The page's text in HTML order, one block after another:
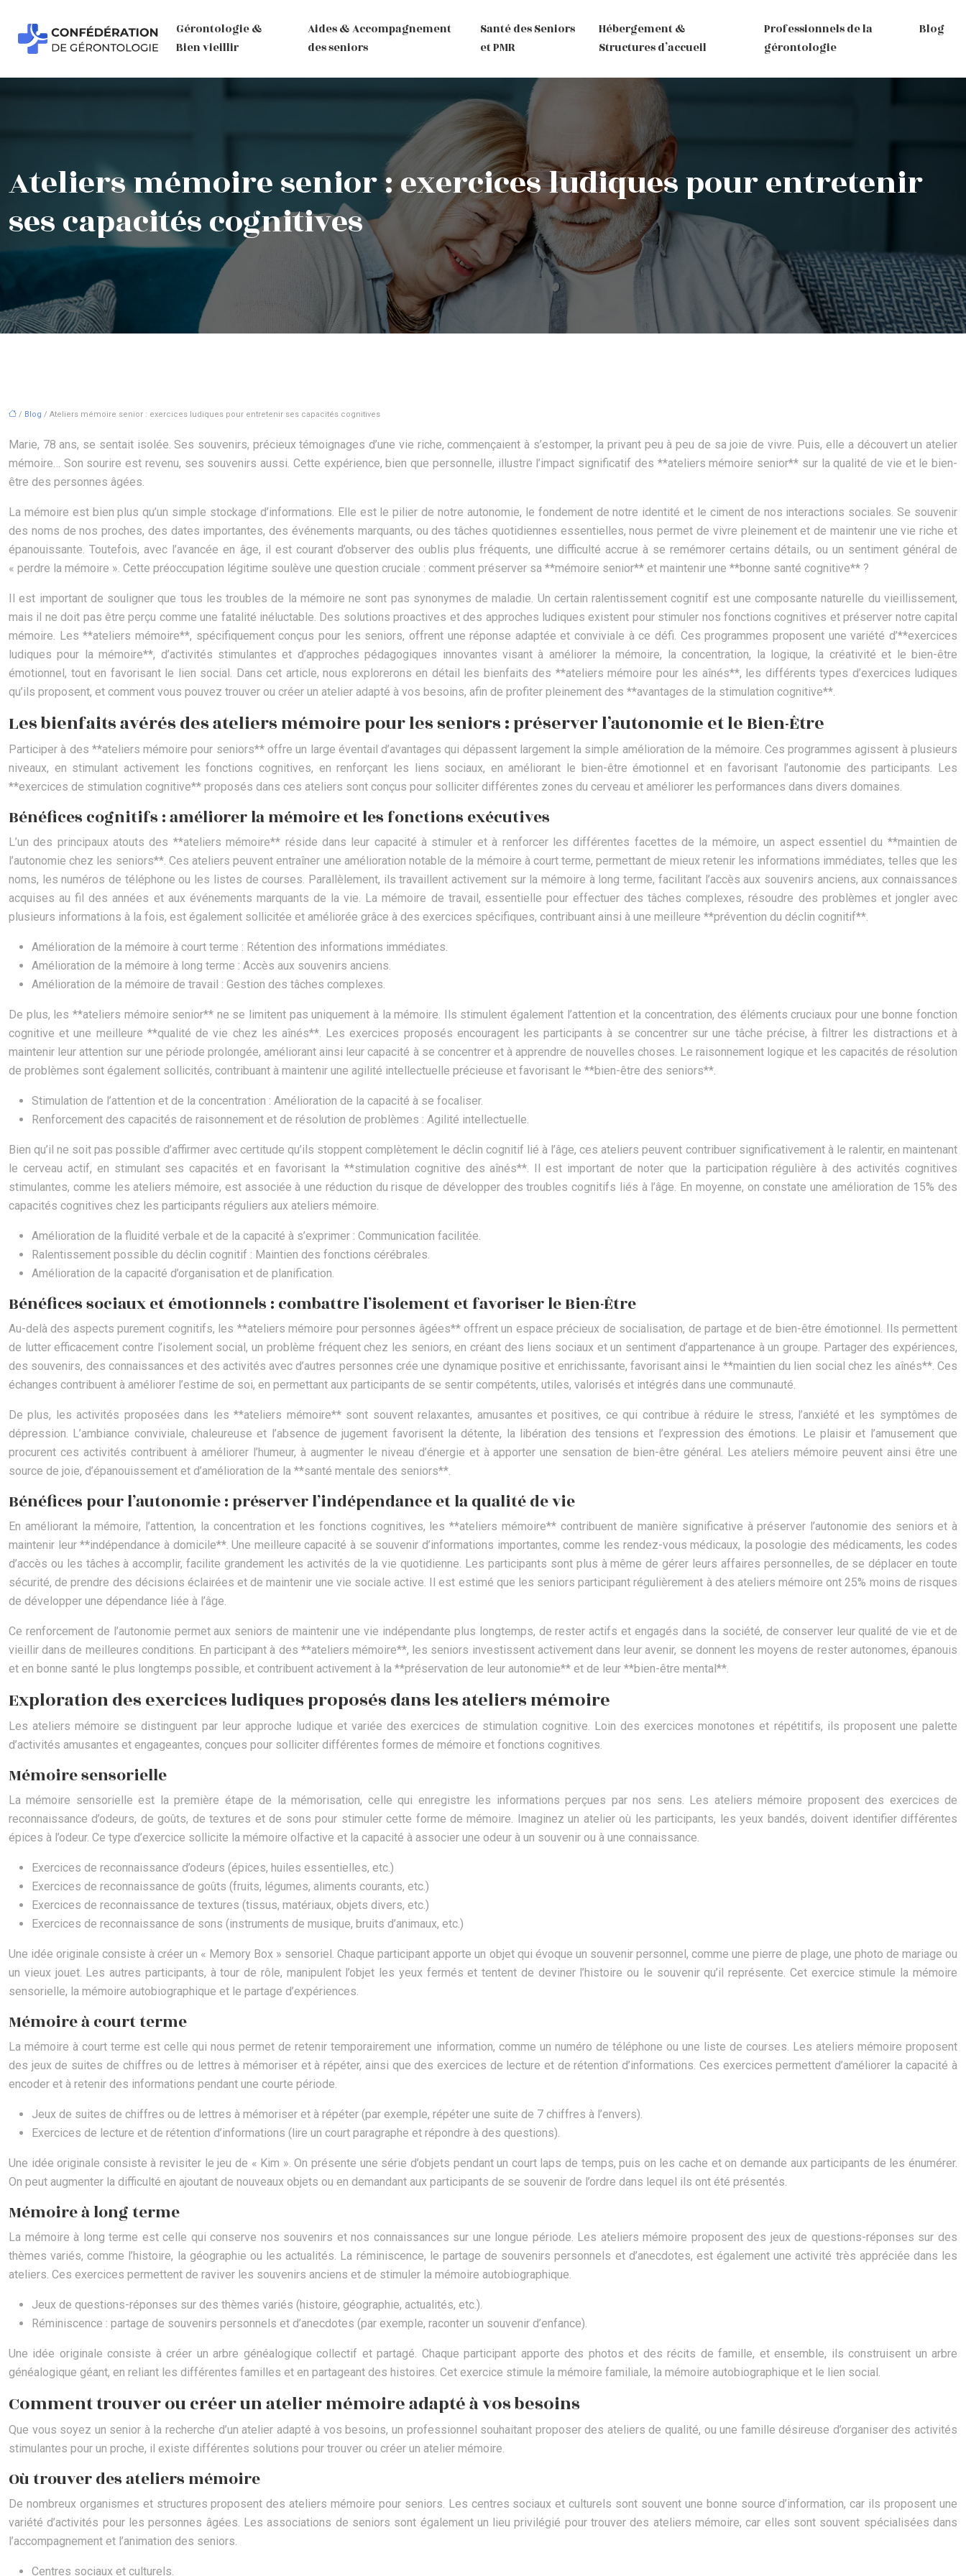
Gérontologie &
Bien vieillir
Aides & Accompagnement
des seniors
Santé des Seniors
et PMR
Hébergement &
Structures d’accueil
Professionnels de la
gérontologie
Blog
Ateliers mémoire senior : exercices ludiques pour entretenir
ses capacités cognitives
/ Blog / Ateliers mémoire senior : exercices ludiques pour entretenir ses capacités cognitives
Marie, 78 ans, se sentait isolée. Ses souvenirs, précieux témoignages d’une vie riche, commençaient à s’estomper, la privant peu à peu de sa joie de vivre. Puis, elle a découvert un atelier
mémoire… Son sourire est revenu, ses souvenirs aussi. Cette expérience, bien que personnelle, illustre l’impact significatif des **ateliers mémoire senior** sur la qualité de vie et le bien-
être des personnes âgées.
La mémoire est bien plus qu’un simple stockage d’informations. Elle est le pilier de notre autonomie, le fondement de notre identité et le ciment de nos interactions sociales. Se souvenir
des noms de nos proches, des dates importantes, des événements marquants, ou des tâches quotidiennes essentielles, nous permet de vivre pleinement et de maintenir une vie riche et
épanouissante. Toutefois, avec l’avancée en âge, il est courant d’observer des oublis plus fréquents, une difficulté accrue à se remémorer certains détails, ou un sentiment général de
« perdre la mémoire ». Cette préoccupation légitime soulève une question cruciale : comment préserver sa **mémoire senior** et maintenir une **bonne santé cognitive** ?
Il est important de souligner que tous les troubles de la mémoire ne sont pas synonymes de maladie. Un certain ralentissement cognitif est une composante naturelle du vieillissement,
mais il ne doit pas être perçu comme une fatalité inéluctable. Des solutions proactives et des approches ludiques existent pour stimuler nos fonctions cognitives et préserver notre capital
mémoire. Les **ateliers mémoire**, spécifiquement conçus pour les seniors, offrent une réponse adaptée et conviviale à ce défi. Ces programmes proposent une variété d’**exercices
ludiques pour la mémoire**, d’activités stimulantes et d’approches pédagogiques innovantes visant à améliorer la mémoire, la concentration, la logique, la créativité et le bien-être
émotionnel, tout en favorisant le lien social. Dans cet article, nous explorerons en détail les bienfaits des **ateliers mémoire pour les aînés**, les différents types d’exercices ludiques
qu’ils proposent, et comment vous pouvez trouver ou créer un atelier adapté à vos besoins, afin de profiter pleinement des **avantages de la stimulation cognitive**.
Les bienfaits avérés des ateliers mémoire pour les seniors : préserver l’autonomie et le Bien-Être
Participer à des **ateliers mémoire pour seniors** offre un large éventail d’avantages qui dépassent largement la simple amélioration de la mémoire. Ces programmes agissent à plusieurs
niveaux, en stimulant activement les fonctions cognitives, en renforçant les liens sociaux, en améliorant le bien-être émotionnel et en favorisant l’autonomie des participants. Les
**exercices de stimulation cognitive** proposés dans ces ateliers sont conçus pour solliciter différentes zones du cerveau et améliorer les performances dans divers domaines.
Bénéfices cognitifs : améliorer la mémoire et les fonctions exécutives
L’un des principaux atouts des **ateliers mémoire** réside dans leur capacité à stimuler et à renforcer les différentes facettes de la mémoire, un aspect essentiel du **maintien de
l’autonomie chez les seniors**. Ces ateliers peuvent entraîner une amélioration notable de la mémoire à court terme, permettant de mieux retenir les informations immédiates, telles que les
noms, les numéros de téléphone ou les listes de courses. Parallèlement, ils travaillent activement sur la mémoire à long terme, facilitant l’accès aux souvenirs anciens, aux connaissances
acquises au fil des années et aux événements marquants de la vie. La mémoire de travail, essentielle pour effectuer des tâches complexes, résoudre des problèmes et jongler avec
plusieurs informations à la fois, est également sollicitée et améliorée grâce à des exercices spécifiques, contribuant ainsi à une meilleure **prévention du déclin cognitif**.
Amélioration de la mémoire à court terme : Rétention des informations immédiates.
Amélioration de la mémoire à long terme : Accès aux souvenirs anciens.
Amélioration de la mémoire de travail : Gestion des tâches complexes.
De plus, les **ateliers mémoire senior** ne se limitent pas uniquement à la mémoire. Ils stimulent également l’attention et la concentration, des éléments cruciaux pour une bonne fonction
cognitive et une meilleure **qualité de vie chez les aînés**. Les exercices proposés encouragent les participants à se concentrer sur une tâche précise, à filtrer les distractions et à
maintenir leur attention sur une période prolongée, améliorant ainsi leur capacité à se concentrer et à apprendre de nouvelles choses. Le raisonnement logique et les capacités de résolution
de problèmes sont également sollicités, contribuant à maintenir une agilité intellectuelle précieuse et favorisant le **bien-être des seniors**.
Stimulation de l’attention et de la concentration : Amélioration de la capacité à se focaliser.
Renforcement des capacités de raisonnement et de résolution de problèmes : Agilité intellectuelle.
Bien qu’il ne soit pas possible d’affirmer avec certitude qu’ils stoppent complètement le déclin cognitif lié à l’âge, ces ateliers peuvent contribuer significativement à le ralentir, en maintenant
le cerveau actif, en stimulant ses capacités et en favorisant la **stimulation cognitive des aînés**. Il est important de noter que la participation régulière à des activités cognitives
stimulantes, comme les ateliers mémoire, est associée à une réduction du risque de développer des troubles cognitifs liés à l’âge. En moyenne, on constate une amélioration de 15% des
capacités cognitives chez les participants réguliers aux ateliers mémoire.
Amélioration de la fluidité verbale et de la capacité à s’exprimer : Communication facilitée.
Ralentissement possible du déclin cognitif : Maintien des fonctions cérébrales.
Amélioration de la capacité d’organisation et de planification.
Bénéfices sociaux et émotionnels : combattre l’isolement et favoriser le Bien-Être
Au-delà des aspects purement cognitifs, les **ateliers mémoire pour personnes âgées** offrent un espace précieux de socialisation, de partage et de bien-être émotionnel. Ils permettent
de lutter efficacement contre l’isolement social, un problème fréquent chez les seniors, en créant des liens sociaux et un sentiment d’appartenance à un groupe. Partager des expériences,
des souvenirs, des connaissances et des activités avec d’autres personnes crée une dynamique positive et enrichissante, favorisant ainsi le **maintien du lien social chez les aînés**. Ces
échanges contribuent à améliorer l’estime de soi, en permettant aux participants de se sentir compétents, utiles, valorisés et intégrés dans une communauté.
De plus, les activités proposées dans les **ateliers mémoire** sont souvent relaxantes, amusantes et positives, ce qui contribue à réduire le stress, l’anxiété et les symptômes de
dépression. L’ambiance conviviale, chaleureuse et l’absence de jugement favorisent la détente, la libération des tensions et l’expression des émotions. Le plaisir et l’amusement que
procurent ces activités contribuent à améliorer l’humeur, à augmenter le niveau d’énergie et à apporter une sensation de bien-être général. Les ateliers mémoire peuvent ainsi être une
source de joie, d’épanouissement et d’amélioration de la **santé mentale des seniors**.
Bénéfices pour l’autonomie : préserver l’indépendance et la qualité de vie
En améliorant la mémoire, l’attention, la concentration et les fonctions cognitives, les **ateliers mémoire** contribuent de manière significative à préserver l’autonomie des seniors et à
maintenir leur **indépendance à domicile**. Une meilleure capacité à se souvenir d’informations importantes, comme les rendez-vous médicaux, la posologie des médicaments, les codes
d’accès ou les tâches à accomplir, facilite grandement les activités de la vie quotidienne. Les participants sont plus à même de gérer leurs affaires personnelles, de se déplacer en toute
sécurité, de prendre des décisions éclairées et de maintenir une vie sociale active. Il est estimé que les seniors participant régulièrement à des ateliers mémoire ont 25% moins de risques
de développer une dépendance liée à l’âge.
Ce renforcement de l’autonomie permet aux seniors de maintenir une vie indépendante plus longtemps, de rester actifs et engagés dans la société, de conserver leur qualité de vie et de
vieillir dans de meilleures conditions. En participant à des **ateliers mémoire**, les seniors investissent activement dans leur avenir, se donnent les moyens de rester autonomes, épanouis
et en bonne santé le plus longtemps possible, et contribuent activement à la **préservation de leur autonomie** et de leur **bien-être mental**.
Exploration des exercices ludiques proposés dans les ateliers mémoire
Les ateliers mémoire se distinguent par leur approche ludique et variée des exercices de stimulation cognitive. Loin des exercices monotones et répétitifs, ils proposent une palette
d’activités amusantes et engageantes, conçues pour solliciter différentes formes de mémoire et fonctions cognitives.
Mémoire sensorielle
La mémoire sensorielle est la première étape de la mémorisation, celle qui enregistre les informations perçues par nos sens. Les ateliers mémoire proposent des exercices de
reconnaissance d’odeurs, de goûts, de textures et de sons pour stimuler cette forme de mémoire. Imaginez un atelier où les participants, les yeux bandés, doivent identifier différentes
épices à l’odeur. Ce type d’exercice sollicite la mémoire olfactive et la capacité à associer une odeur à un souvenir ou à une connaissance.
Exercices de reconnaissance d’odeurs (épices, huiles essentielles, etc.)
Exercices de reconnaissance de goûts (fruits, légumes, aliments courants, etc.)
Exercices de reconnaissance de textures (tissus, matériaux, objets divers, etc.)
Exercices de reconnaissance de sons (instruments de musique, bruits d’animaux, etc.)
Une idée originale consiste à créer un « Memory Box » sensoriel. Chaque participant apporte un objet qui évoque un souvenir personnel, comme une pierre de plage, une photo de mariage ou
un vieux jouet. Les autres participants, à tour de rôle, manipulent l’objet les yeux fermés et tentent de deviner l’histoire ou le souvenir qu’il représente. Cet exercice stimule la mémoire
sensorielle, la mémoire autobiographique et le partage d’expériences.
Mémoire à court terme
La mémoire à court terme est celle qui nous permet de retenir temporairement une information, comme un numéro de téléphone ou une liste de courses. Les ateliers mémoire proposent
des jeux de suites de chiffres ou de lettres à mémoriser et à répéter, ainsi que des exercices de lecture et de rétention d’informations. Ces exercices permettent d’améliorer la capacité à
encoder et à retenir des informations pendant une courte période.
Jeux de suites de chiffres ou de lettres à mémoriser et à répéter (par exemple, répéter une suite de 7 chiffres à l’envers).
Exercices de lecture et de rétention d’informations (lire un court paragraphe et répondre à des questions).
Une idée originale consiste à revisiter le jeu de « Kim ». On présente une série d’objets pendant un court laps de temps, puis on les cache et on demande aux participants de les énumérer.
On peut augmenter la difficulté en ajoutant de nouveaux objets ou en demandant aux participants de se souvenir de l’ordre dans lequel ils ont été présentés.
Mémoire à long terme
La mémoire à long terme est celle qui conserve nos souvenirs et nos connaissances sur une longue période. Les ateliers mémoire proposent des jeux de questions-réponses sur des
thèmes variés, comme l’histoire, la géographie ou les actualités. La réminiscence, le partage de souvenirs personnels et d’anecdotes, est également une activité très appréciée dans les
ateliers. Ces exercices permettent de raviver les souvenirs anciens et de stimuler la mémoire autobiographique.
Jeux de questions-réponses sur des thèmes variés (histoire, géographie, actualités, etc.).
Réminiscence : partage de souvenirs personnels et d’anecdotes (par exemple, raconter un souvenir d’enfance).
Une idée originale consiste à créer un arbre généalogique collectif et partagé. Chaque participant apporte des photos et des récits de famille, et ensemble, ils construisent un arbre
généalogique géant, en reliant les différentes familles et en partageant des histoires. Cet exercice stimule la mémoire familiale, la mémoire autobiographique et le lien social.
Comment trouver ou créer un atelier mémoire adapté à vos besoins
Que vous soyez un senior à la recherche d’un atelier adapté à vos besoins, un professionnel souhaitant proposer des ateliers de qualité, ou une famille désireuse d’organiser des activités
stimulantes pour un proche, il existe différentes solutions pour trouver ou créer un atelier mémoire.
Où trouver des ateliers mémoire
De nombreux organismes et structures proposent des ateliers mémoire pour seniors. Les centres sociaux et culturels sont souvent une bonne source d’information, car ils proposent une
variété d’activités pour les personnes âgées. Les associations de seniors sont également un lieu privilégié pour trouver des ateliers mémoire, car elles sont souvent spécialisées dans
l’accompagnement et l’animation des seniors.
Centres sociaux et culturels.